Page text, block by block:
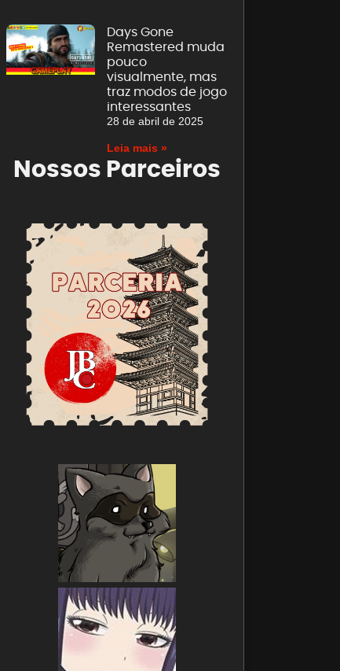
Days Gone
Remastered muda
pouco
visualmente, mas
traz modos de jogo
interessantes
28 de abril de 2025
Leia mais »
Nossos Parceiros